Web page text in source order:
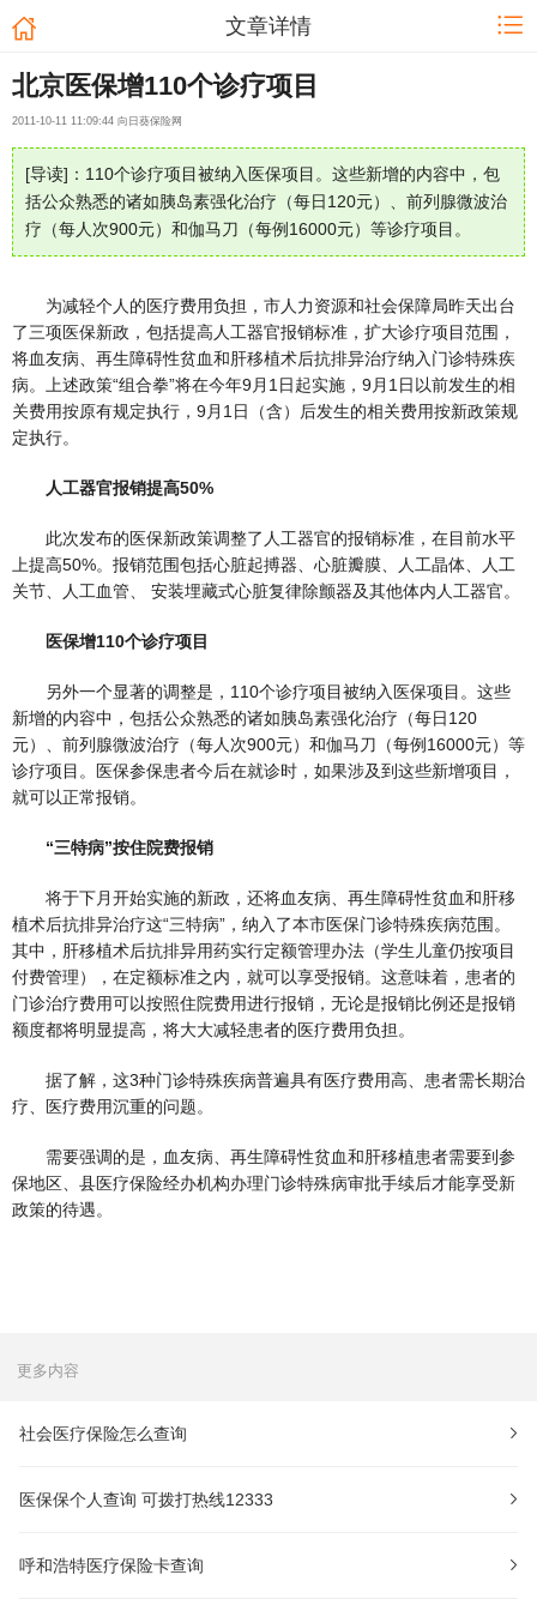
文章详情
北京医保增110个诊疗项目
2011-10-11 11:09:44 向日葵保险网
[导读]：110个诊疗项目被纳入医保项目。这些新增的内容中，包
括公众熟悉的诸如胰岛素强化治疗（每日120元）、前列腺微波治
疗（每人次900元）和伽马刀（每例16000元）等诊疗项目。
为减轻个人的医疗费用负担，市人力资源和社会保障局昨天出台
了三项医保新政，包括提高人工器官报销标准，扩大诊疗项目范围，
将血友病、再生障碍性贫血和肝移植术后抗排异治疗纳入门诊特殊疾
病。上述政策“组合拳”将在今年9月1日起实施，9月1日以前发生的相
关费用按原有规定执行，9月1日（含）后发生的相关费用按新政策规
定执行。
人工器官报销提高50%
此次发布的医保新政策调整了人工器官的报销标准，在目前水平
上提高50%。报销范围包括心脏起搏器、心脏瓣膜、人工晶体、人工
关节、人工血管、 安装埋藏式心脏复律除颤器及其他体内人工器官。
医保增110个诊疗项目
另外一个显著的调整是，110个诊疗项目被纳入医保项目。这些
新增的内容中，包括公众熟悉的诸如胰岛素强化治疗（每日120
元）、前列腺微波治疗（每人次900元）和伽马刀（每例16000元）等
诊疗项目。医保参保患者今后在就诊时，如果涉及到这些新增项目，
就可以正常报销。
“三特病”按住院费报销
将于下月开始实施的新政，还将血友病、再生障碍性贫血和肝移
植术后抗排异治疗这“三特病”，纳入了本市医保门诊特殊疾病范围。
其中，肝移植术后抗排异用药实行定额管理办法（学生儿童仍按项目
付费管理），在定额标准之内，就可以享受报销。这意味着，患者的
门诊治疗费用可以按照住院费用进行报销，无论是报销比例还是报销
额度都将明显提高，将大大减轻患者的医疗费用负担。
据了解，这3种门诊特殊疾病普遍具有医疗费用高、患者需长期治
疗、医疗费用沉重的问题。
需要强调的是，血友病、再生障碍性贫血和肝移植患者需要到参
保地区、县医疗保险经办机构办理门诊特殊病审批手续后才能享受新
政策的待遇。
更多内容
社会医疗保险怎么查询
医保保个人查询 可拨打热线12333
呼和浩特医疗保险卡查询